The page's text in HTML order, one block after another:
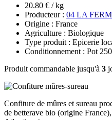
20.80 € / kg
Producteur : 04 LA
Origine : France
Agriculture : Biologique
Type produit : Epicerie
Conditionnement : Pot
Produit commandable jusqu'à 3
Confiture de mûres et sureau
de betterave bio (origine